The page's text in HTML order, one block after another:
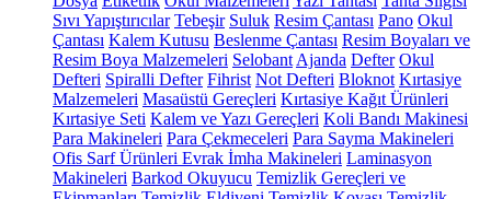
Sıvı Yapıştırıcılar Tebeşir Suluk Resim Çantası Pano Okul
Çantası Kalem Kutusu Beslenme Çantası Resim Boyaları ve
Resim Boya Malzemeleri Selobant Ajanda Defter Okul
Defteri Spiralli Defter Fihrist Not Defteri Bloknot Kırtasiye
Malzemeleri Masaüstü Gereçleri Kırtasiye Kağıt Ürünleri
Kırtasiye Seti Kalem ve Yazı Gereçleri Koli Bandı Makinesi
Para Makineleri Para Çekmeceleri Para Sayma Makineleri
Ofis Sarf Ürünleri Evrak İmha Makineleri Laminasyon
Makineleri Barkod Okuyucu Temizlik Gereçleri ve